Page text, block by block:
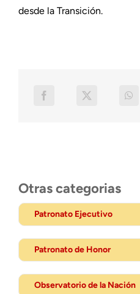
desde la Transición.
Otras categorias
Patronato Ejecutivo
Patronato de Honor
Observatorio de la Nación